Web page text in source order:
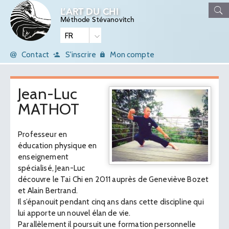
L’ART DU CHI
Méthode Stévanovitch
Contact S'inscrire Mon compte
Jean-Luc
MATHOT
Professeur en
éducation physique en
enseignement
spécialisé, Jean-Luc
découvre le Tai Chi en 2011 auprès de Geneviève Bozet
et Alain Bertrand.
Il s’épanouit pendant cinq ans dans cette discipline qui
lui apporte un nouvel élan de vie.
Parallèlement il poursuit une formation personnelle